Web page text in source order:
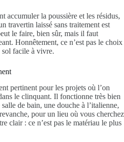
accumuler la poussière et les résidus,
travertin laissé sans traitement est
le faire, bien sûr, mais il faut
Honnêtement, ce n’est pas le choix
facile à vivre.
pertinent pour les projets où l’on
le clinquant. Il fonctionne très bien
de bain, une douche à l’italienne,
pour un lieu où vous cherchez
clair : ce n’est pas le matériau le plus